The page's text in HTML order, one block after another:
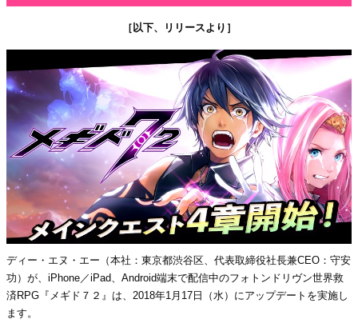
［以下、リリースより］
ディー・エヌ・エー（本社：東京都渋谷区、代表取締役社長兼CEO：守安
功）が、iPhone／iPad、Android端末で配信中のフォトンドリヴン世界救
済RPG『メギド７２』は、2018年1月17日（水）にアップデートを実施し
ます。